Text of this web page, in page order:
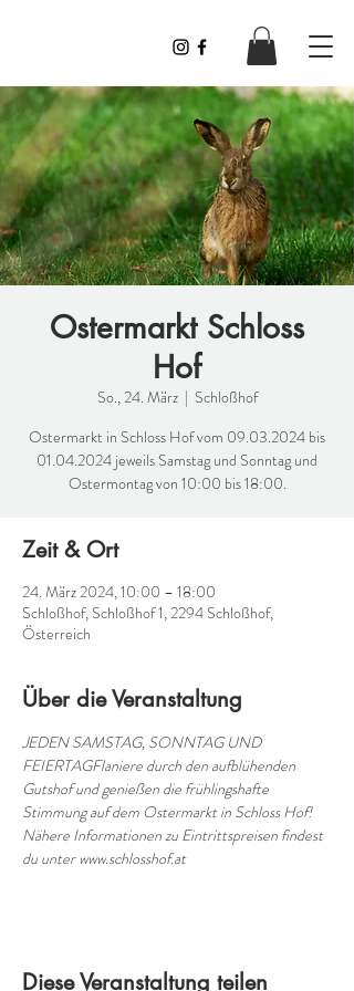
Ostermarkt Schloss
Hof
So., 24. März
  |
Schloßhof
Ostermarkt in Schloss Hof vom 09.03.2024 bis
01.04.2024 jeweils Samstag und Sonntag und
Ostermontag von 10:00 bis 18:00.
Zeit & Ort
24. März 2024, 10:00 – 18:00
Schloßhof, Schloßhof 1, 2294 Schloßhof,
Österreich
Über die Veranstaltung
JEDEN SAMSTAG, SONNTAG UND
FEIERTAGFlaniere durch den aufblühenden
Gutshof und genießen die frühlingshafte
Stimmung auf dem Ostermarkt in Schloss Hof!
Nähere Informationen zu Eintrittspreisen findest
du unter www.schlosshof.at
Diese Veranstaltung teilen